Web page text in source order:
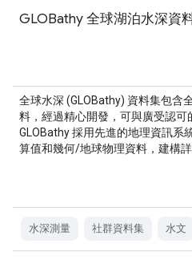
GLOBathy 全球湖泊水深資
全球水深 (GLOBathy) 資料集包含
料，經過精心開發，可與廣受認可
GLOBathy 採用先進的地理資訊系
算值和幾何/地球物理資料，建構詳
水深測量 社群資料集 水文